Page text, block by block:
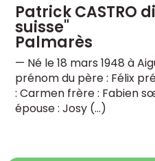
Patrick CASTRO
suisse"
Palmarès
— Né le 18 mars 1948 à
prénom du père : Félix
: Carmen frère : Fabien
épouse : Josy (…)